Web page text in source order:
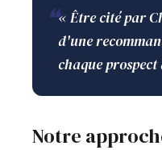
❝« Être cité par
d'une
chaque
Notre